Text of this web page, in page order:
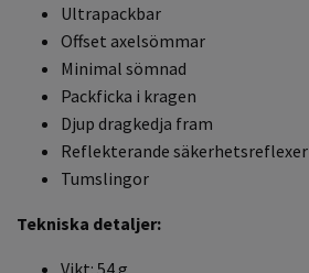
Ultrapackbar
Offset axelsömmar
Minimal sömnad
Packficka i kragen
Djup dragkedja fram
Reflekterande säkerhetsreflexer
Tumslingor
Tekniska detaljer:
Vikt: 54 g